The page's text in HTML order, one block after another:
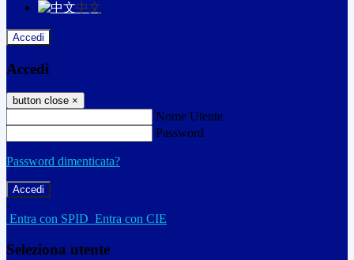
中文
Accedi
Accedi
button close ×
Nome Utente
Password
Password dimenticata?
-
Entra con SPID Entra con CIE
Seleziona utente